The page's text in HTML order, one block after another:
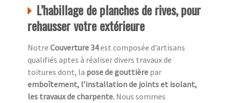
L’habillage de planches de rives, pour
rehausser votre extérieure
Notre Couverture 34est composée d’artisans
qualifiés aptes à réaliser divers travaux de
toitures dont, la pose de gouttière par
emboîtement, l’installation de joints et isolant,
les travaux de charpente. Nous sommes